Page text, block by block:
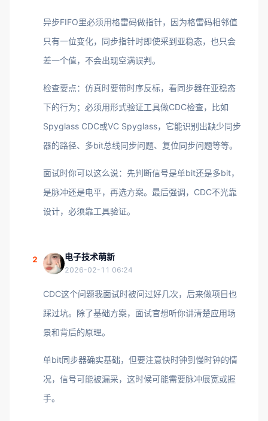
异步FIFO里必须用格雷码做指针，因为格雷码相邻值
只有一位变化，同步指针时即使采到亚稳态，也只会
差一个值，不会出现空满误判。
检查要点：仿真时要带时序反标，看同步器在亚稳态
下的行为；必须用形式验证工具做CDC检查，比如
Spyglass CDC或VC Spyglass，它能识别出缺少同步
器的路径、多bit总线同步问题、复位同步问题等等。
面试时你可以这么说：先判断信号是单bit还是多bit，
是脉冲还是电平，再选方案。最后强调，CDC不光靠
设计，必须靠工具验证。
2 电子技术萌新
2026-02-11 06:24
CDC这个问题我面试时被问过好几次，后来做项目也
踩过坑。除了基础方案，面试官想听你讲清楚应用场
景和背后的原理。
单bit同步器确实基础，但要注意快时钟到慢时钟的情
况，信号可能被漏采，这时候可能需要脉冲展宽或握
手。